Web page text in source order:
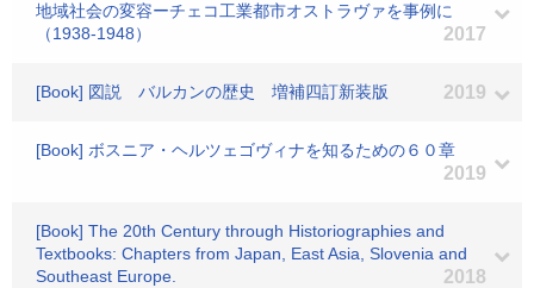
地域社会の変容ーチェコ工業都市オストラヴァを事例に
（1938-1948）
2017
[Book] 図説 バルカンの歴史 増補四訂新装版 2019
[Book] ボスニア・ヘルツェゴヴィナを知るための６０章
2019
[Book] The 20th Century through Historiographies and
Textbooks: Chapters from Japan, East Asia, Slovenia and
Southeast Europe.
2018